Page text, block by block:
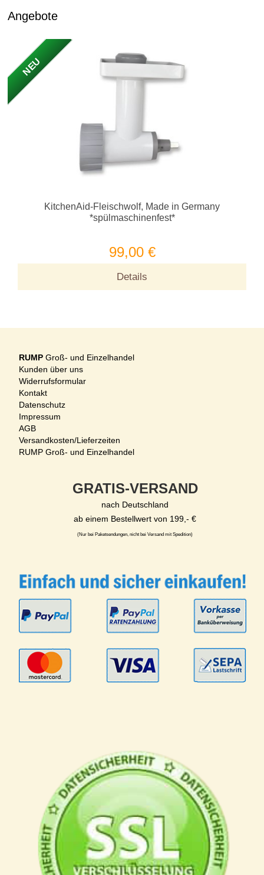
Angebote
NEU
KitchenAid-Fleischwolf, Made in Germany
*spülmaschinenfest*
99,00 €
Details
RUMP Groß- und Einzelhandel
Kunden über uns
Widerrufsformular
Kontakt
Datenschutz
Impressum
AGB
Versandkosten/Lieferzeiten
RUMP Groß- und Einzelhandel
GRATIS-VERSAND
nach Deutschland
ab einem Bestellwert von 199,- €
(Nur bei Paketsendungen, nicht bei Versand mit Spedition)